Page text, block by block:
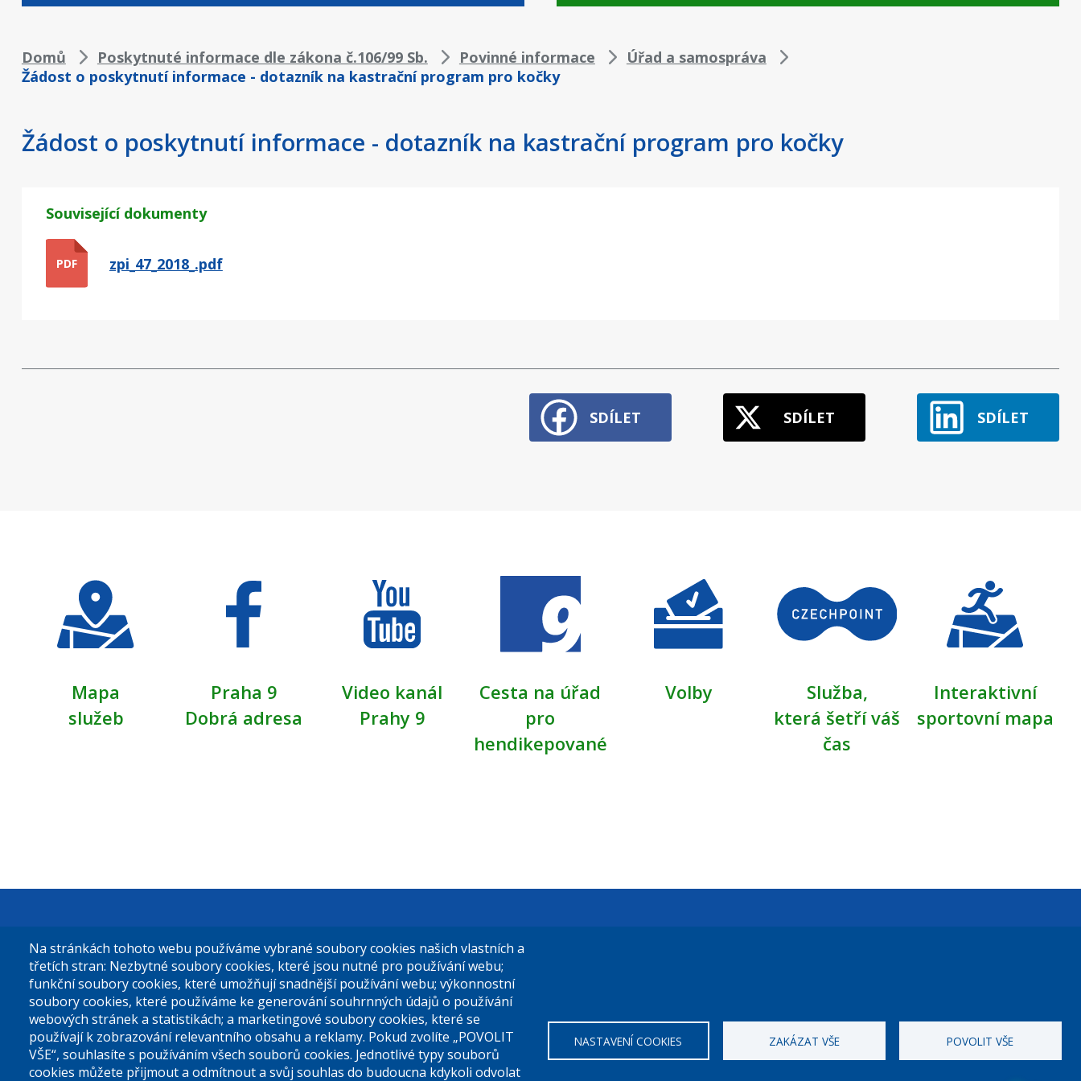
Drobečková
navigace
Domů Poskytnuté informace dle zákona č.106/99 Sb. Povinné informace
Úřad a samospráva
Žádost o poskytnutí informace - dotazník na kastrační program pro kočky
Žádost o poskytnutí informace - dotazník na kastrační program pro kočky
Související dokumenty
PDF zpi_47_2018_.pdf
SDÍLET SDÍLET SDÍLET
Mapa
služeb
Praha 9
Dobrá adresa
Video kanál
Prahy 9
Cesta na úřad
pro
hendikepované
Volby
Služba,
která šetří váš
čas
Interaktivní
sportovní mapa
Městská část Praha 9
Sokolovská 14/324
180 49 Praha 9
Tel. ústředna:283 091 111
El. podatelna (s el. podpisem):
posta@praha9.cz
El. podatelna (bez el. podpisu):
podatelna@praha9.cz
Úřední hodiny
Na stránkách tohoto webu používáme vybrané soubory cookies našich vlastních a
třetích stran: Nezbytné soubory cookies, které jsou nutné pro používání webu;
funkční soubory cookies, které umožňují snadnější používání webu; výkonnostní
soubory cookies, které používáme ke generování souhrnných údajů o používání
webových stránek a statistikách; a marketingové soubory cookies, které se
používají k zobrazování relevantního obsahu a reklamy. Pokud zvolíte „POVOLIT
VŠE“, souhlasíte s používáním všech souborů cookies. Jednotlivé typy souborů
cookies můžete přijmout a odmítnout a svůj souhlas do budoucna kdykoli odvolat
NASTAVENÍ COOKIES ZAKÁZAT VŠE POVOLIT VŠE